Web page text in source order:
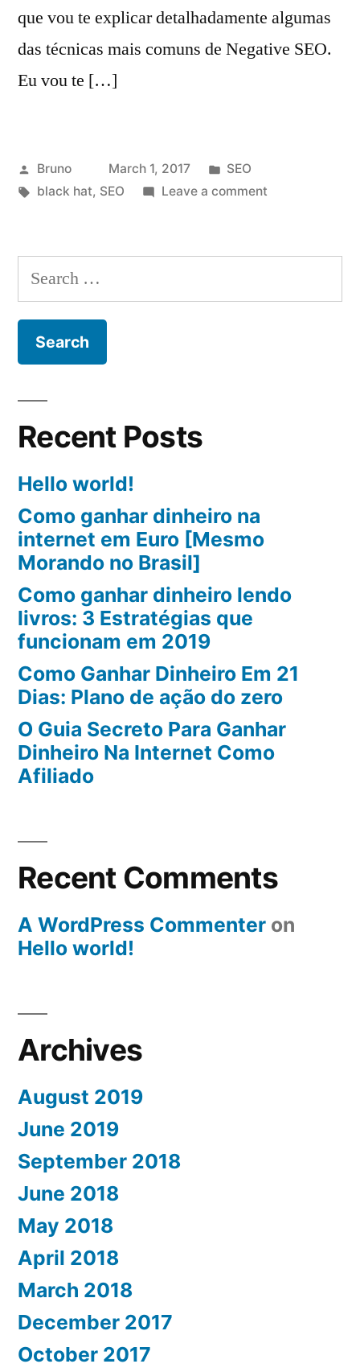
que vou te explicar detalhadamente algumas
das técnicas mais comuns de Negative SEO.
Eu vou te […]
Posted
by
Bruno March 1, 2017
Posted
in
SEO
Tags:
black hat, SEO Leave a commenton
O
é?
Search
for:
Recent Posts
Hello world!
Como ganhar dinheiro na
internet em Euro [Mesmo
Morando no Brasil]
Como ganhar dinheiro lendo
livros: 3 Estratégias que
funcionam em 2019
Como Ganhar Dinheiro Em 21
Dias: Plano de ação do zero
O Guia Secreto Para Ganhar
Dinheiro Na Internet Como
Afiliado
Recent Comments
A WordPress Commenter on
Hello world!
Archives
August 2019
June 2019
September 2018
June 2018
May 2018
April 2018
March 2018
December 2017
October 2017